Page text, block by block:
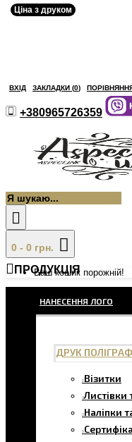
ВХІД ЗАКЛАДКИ (0)
+380965726359
0 - 0 грн.
Ваш кошик порожній!
ПРОДУКЦІЯ
НАНЕСЕННЯ ЛОГО
ДРУК
Візитки
Листівки
Наліпки
Ціна з друком